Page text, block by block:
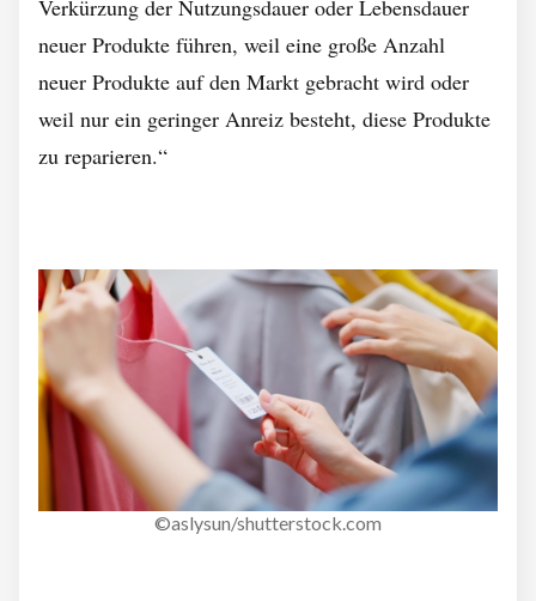
Verkürzung der Nutzungsdauer oder Lebensdauer
neuer Produkte führen, weil eine große Anzahl
neuer Produkte auf den Markt gebracht wird oder
weil nur ein geringer Anreiz besteht, diese Produkte
zu reparieren.“
©aslysun/shutterstock.com